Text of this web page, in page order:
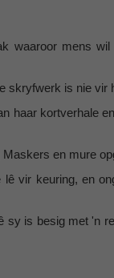
waaroor mens
skryfwerk is nie vir
haar kortverhale
en mure
vir keuring, en
sy is besig met 'n